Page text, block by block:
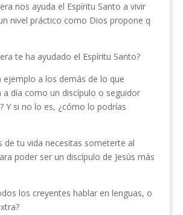
nos ayuda el Espíritu Santo a vivir
nivel práctico como Dios propone q
te ha ayudado el Espíritu Santo?
ejemplo a los demás de lo que
a día como un discípulo o seguidor
Y si no lo es, ¿cómo lo podrías
de tu vida necesitas someterte al
poder ser un discípulo de Jesús más
los creyentes hablar en lenguas, o